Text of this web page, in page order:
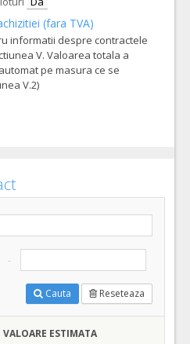
(fara TVA)
informatii despre contractele
V. Valoarea totala a
pe masura ce se
V.2)
Cauta Reseteaza
VALOARE ESTIMATA